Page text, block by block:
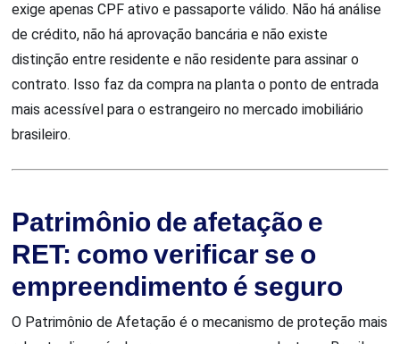
exige apenas CPF ativo e passaporte válido. Não há análise
de crédito, não há aprovação bancária e não existe
distinção entre residente e não residente para assinar o
contrato. Isso faz da compra na planta o ponto de entrada
mais acessível para o estrangeiro no mercado imobiliário
brasileiro.
Patrimônio de afetação e
RET: como verificar se o
empreendimento é seguro
O Patrimônio de Afetação é o mecanismo de proteção mais